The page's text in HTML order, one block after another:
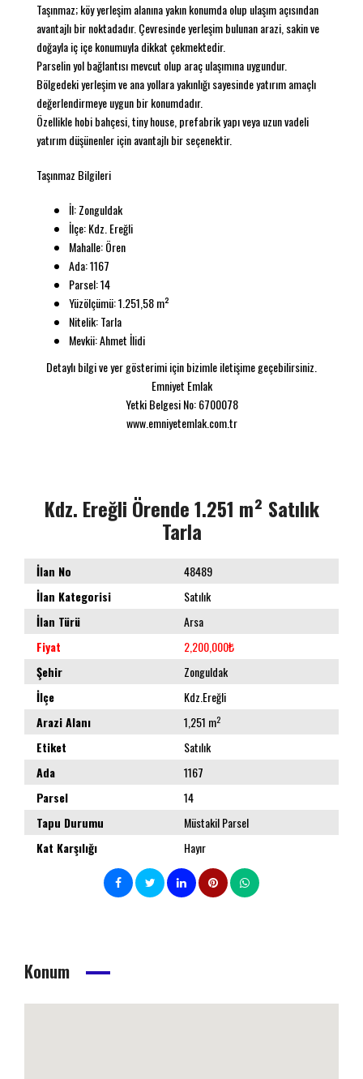
Taşınmaz; köy yerleşim alanına yakın konumda olup ulaşım açısından
avantajlı bir noktadadır. Çevresinde yerleşim bulunan arazi, sakin ve
doğayla iç içe konumuyla dikkat çekmektedir.
Parselin yol bağlantısı mevcut olup araç ulaşımına uygundur.
Bölgedeki yerleşim ve ana yollara yakınlığı sayesinde yatırım amaçlı
değerlendirmeye uygun bir konumdadır.
Özellikle hobi bahçesi, tiny house, prefabrik yapı veya uzun vadeli
yatırım düşünenler için avantajlı bir seçenektir.
Taşınmaz Bilgileri
İl: Zonguldak
İlçe: Kdz. Ereğli
Mahalle: Ören
Ada: 1167
Parsel: 14
Yüzölçümü: 1.251,58 m²
Nitelik: Tarla
Mevkii: Ahmet İlidi
Detaylı bilgi ve yer gösterimi için bizimle iletişime geçebilirsiniz.
Emniyet Emlak
Yetki Belgesi No: 6700078
www.emniyetemlak.com.tr
Kdz. Ereğli Örende 1.251 m² Satılık
Tarla
İlan No
48489
İlan Kategorisi
Satılık
İlan Türü
Arsa
Fiyat
2,200,000₺
Şehir
Zonguldak
İlçe
Kdz.Ereğli
Arazi Alanı
1,251 m2
Etiket
Satılık
Ada
1167
Parsel
14
Tapu Durumu
Müstakil Parsel
Kat Karşılığı
Hayır
Konum